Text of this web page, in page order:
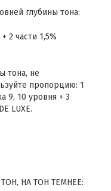
глубины тона:
2 части 1,5%
тона, не
пропорцию: 1
9, 10 уровня + 3
LUXE.
НА ТОН ТЕМНЕЕ: